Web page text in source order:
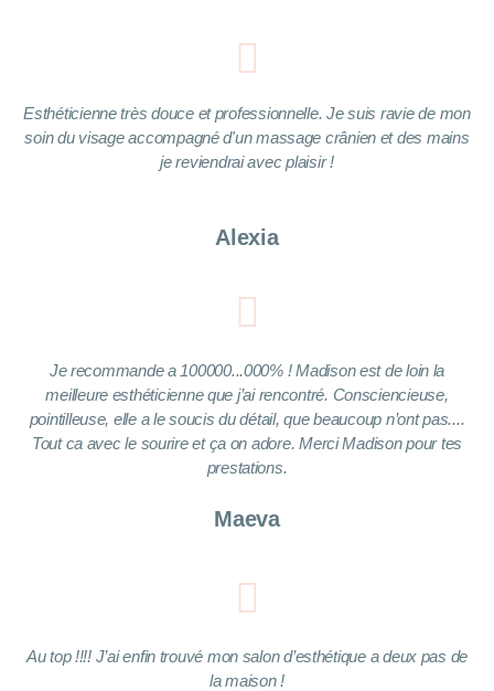
Esthéticienne très douce et professionnelle. Je suis ravie de mon
soin du visage accompagné d'un massage crânien et des mains
je reviendrai avec plaisir !
Alexia
Je recommande a 100000...000% ! Madison est de loin la
meilleure esthéticienne que j’ai rencontré. Consciencieuse,
pointilleuse, elle a le soucis du détail, que beaucoup n’ont pas....
Tout ca avec le sourire et ça on adore. Merci Madison pour tes
prestations.
Maeva
Au top !!!! J’ai enfin trouvé mon salon d’esthétique a deux pas de
la maison !